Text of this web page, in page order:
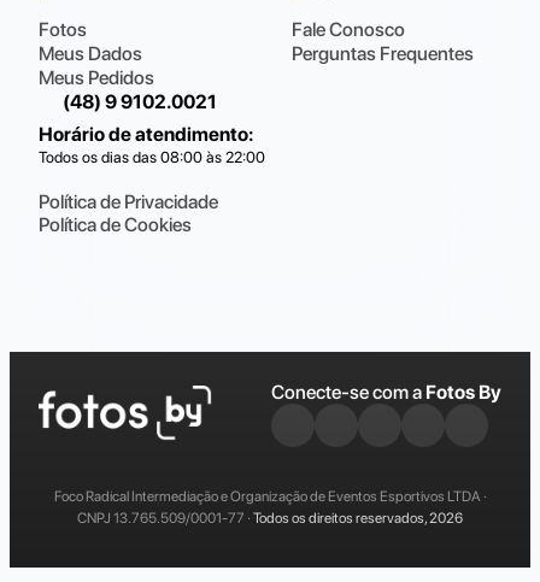
Fotos
Meus Dados
Meus Pedidos
Fale Conosco
Perguntas Frequentes
(48) 9 9102.0021
Horário de atendimento:
Todos os dias das 08:00 às 22:00
Política de Privacidade
Política de Cookies
Conecte-se com a Fotos By
Foco Radical Intermediação e Organização de Eventos Esportivos LTDA ·
CNPJ 13.765.509/0001-77 · Todos os direitos reservados, 2026